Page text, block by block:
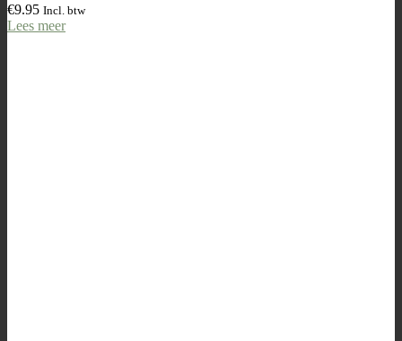
€9.95 Incl. btw
Lees meer